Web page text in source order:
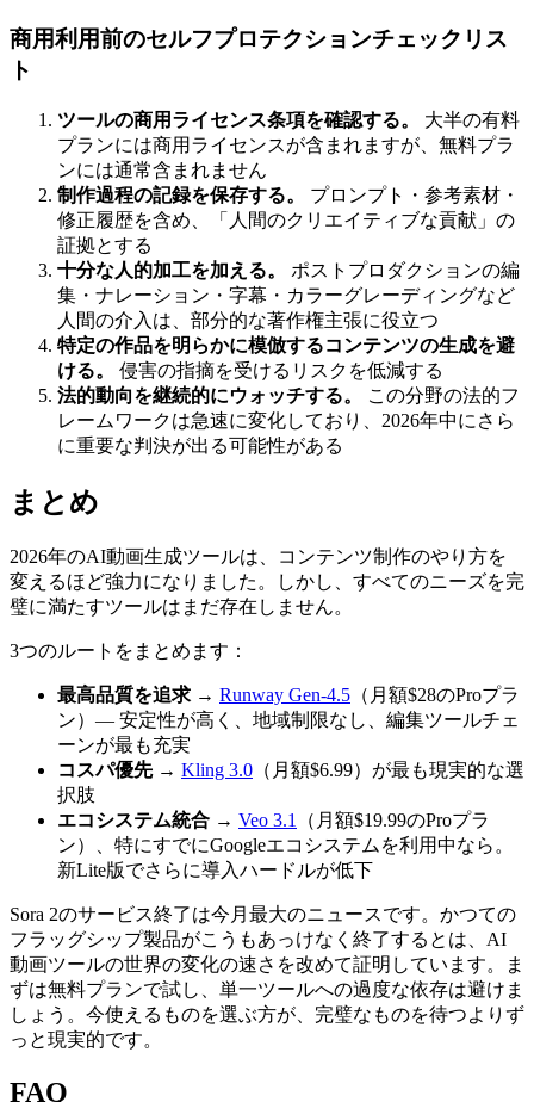
商用利用前のセルフプロテクションチェックリス
ト
ツールの商用ライセンス条項を確認する。
大半の有料
プランには商用ライセンスが含まれますが、無料プラ
ンには通常含まれません
制作過程の記録を保存する。
プロンプト・参考素材・
修正履歴を含め、「人間のクリエイティブな貢献」の
証拠とする
十分な人的加工を加える。
ポストプロダクションの編
集・ナレーション・字幕・カラーグレーディングなど
人間の介入は、部分的な著作権主張に役立つ
特定の作品を明らかに模倣するコンテンツの生成を避
ける。
侵害の指摘を受けるリスクを低減する
法的動向を継続的にウォッチする。
この分野の法的フ
レームワークは急速に変化しており、2026年中にさら
に重要な判決が出る可能性がある
まとめ
2026年のAI動画生成ツールは、コンテンツ制作のやり方を
変えるほど強力になりました。しかし、すべてのニーズを完
璧に満たすツールはまだ存在しません。
3つのルートをまとめます：
最高品質を追求 → Runway Gen-4.5 （月額$28のProプラ
ン）— 安定性が高く、地域制限なし、編集ツールチェ
ーンが最も充実
コスパ優先→ Kling 3.0 （月額$6.99）が最も現実的な選
択肢
エコシステム統合 → Veo 3.1
（月額$19.99のProプラ
ン）、特にすでにGoogleエコシステムを利用中なら。
新Lite版でさらに導入ハードルが低下
Sora 2のサービス終了は今月最大のニュースです。かつての
フラッグシップ製品がこうもあっけなく終了するとは、AI
動画ツールの世界の変化の速さを改めて証明しています。ま
ずは無料プランで試し、単一ツールへの過度な依存は避けま
しょう。今使えるものを選ぶ方が、完璧なものを待つよりず
っと現実的です。
FAQ